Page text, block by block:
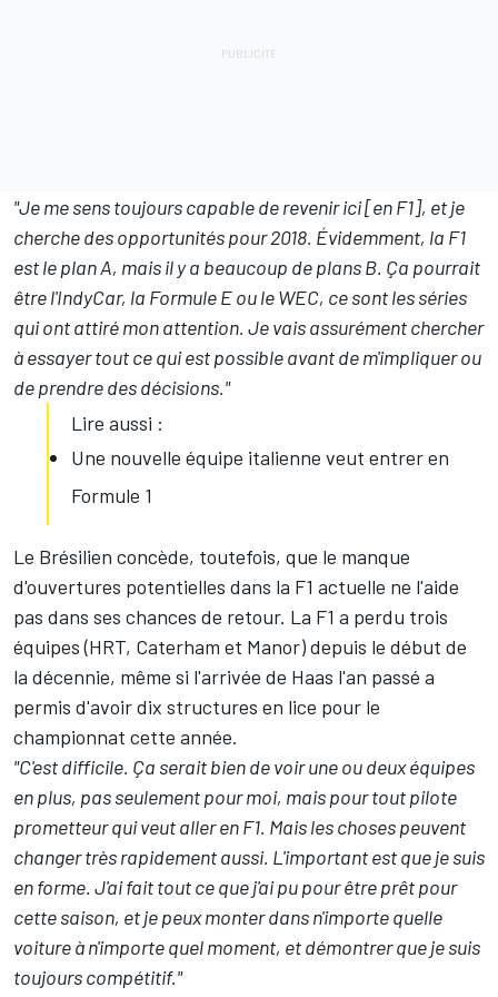
"Je me sens toujours capable de revenir ici [en F1], et je
cherche des opportunités pour 2018. Évidemment, la F1
est le plan A, mais il y a beaucoup de plans B. Ça pourrait
être l'IndyCar, la Formule E ou le WEC, ce sont les séries
qui ont attiré mon attention. Je vais assurément chercher
à essayer tout ce qui est possible avant de m'impliquer ou
de prendre des décisions."
Lire aussi :
Une nouvelle équipe italienne veut entrer en
Formule 1
Le Brésilien concède, toutefois, que le manque
d'ouvertures potentielles dans la F1 actuelle ne l'aide
pas dans ses chances de retour. La F1 a perdu trois
équipes (HRT, Caterham et Manor) depuis le début de
la décennie, même si l'arrivée de Haas l'an passé a
permis d'avoir dix structures en lice pour le
championnat cette année.
"C'est difficile. Ça serait bien de voir une ou deux équipes
en plus, pas seulement pour moi, mais pour tout pilote
prometteur qui veut aller en F1. Mais les choses peuvent
changer très rapidement aussi. L'important est que je suis
en forme. J'ai fait tout ce que j'ai pu pour être prêt pour
cette saison, et je peux monter dans n'importe quelle
voiture à n'importe quel moment, et démontrer que je suis
toujours compétitif."